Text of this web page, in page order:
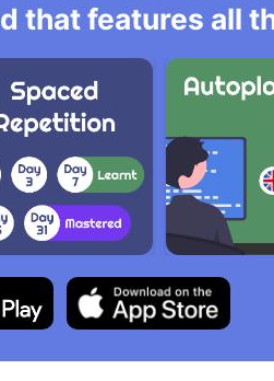
that features all